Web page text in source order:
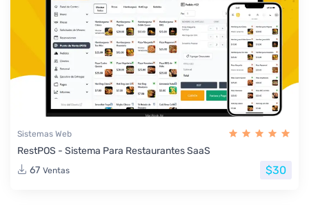
Sistemas Web
RestPOS - Sistema Para Restaurantes SaaS
67 Ventas $30